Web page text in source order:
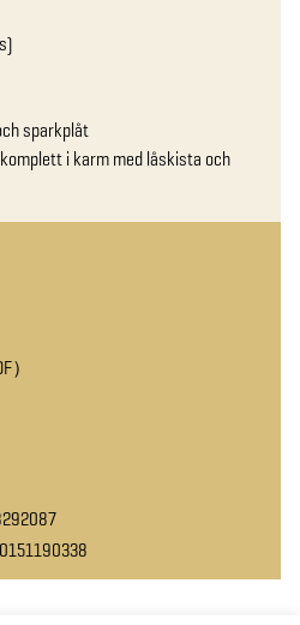
sparkplåt
i karm med låskista och